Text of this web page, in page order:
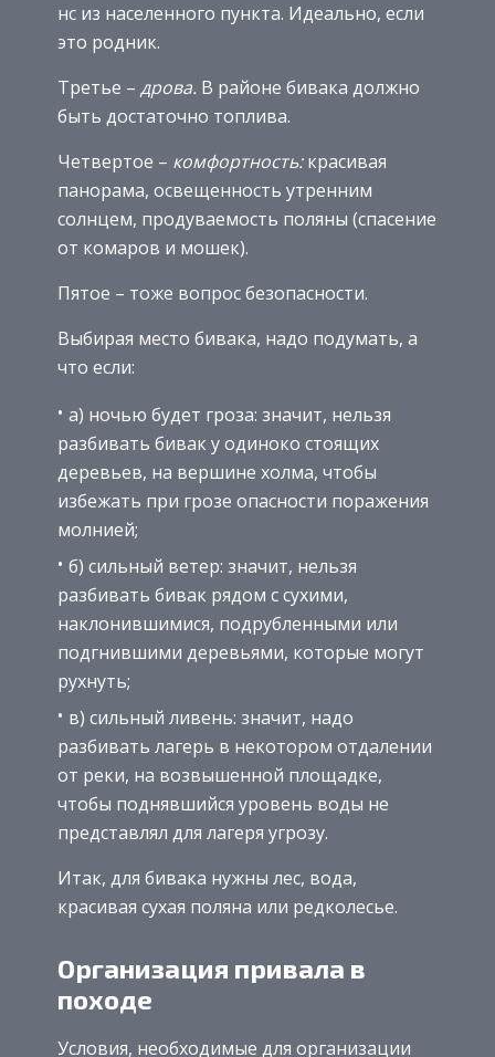
нс из населенного пункта. Идеально, если
это родник.
Третье – дрова. В районе бивака должно
быть достаточно топлива.
Четвертое – комфортность:красивая
панорама, освещенность утренним
солнцем, продуваемость поляны (спасение
от комаров и мошек).
Пятое – тоже вопрос безопасности.
Выбирая место бивака, надо подумать, а
что если:
а) ночью будет гроза: значит, нельзя
разбивать бивак у одиноко стоящих
деревьев, на вершине холма, чтобы
избежать при грозе опасности поражения
молнией;
б) сильный ветер: значит, нельзя
разбивать бивак рядом с сухими,
наклонившимися, подрубленными или
подгнившими деревьями, которые могут
рухнуть;
в) сильный ливень: значит, надо
разбивать лагерь в некотором отдалении
от реки, на возвышенной площадке,
чтобы поднявшийся уровень воды не
представлял для лагеря угрозу.
Итак, для бивака нужны лес, вода,
красивая сухая поляна или редколесье.
Организация привала в
походе
Условия, необходимые для организации